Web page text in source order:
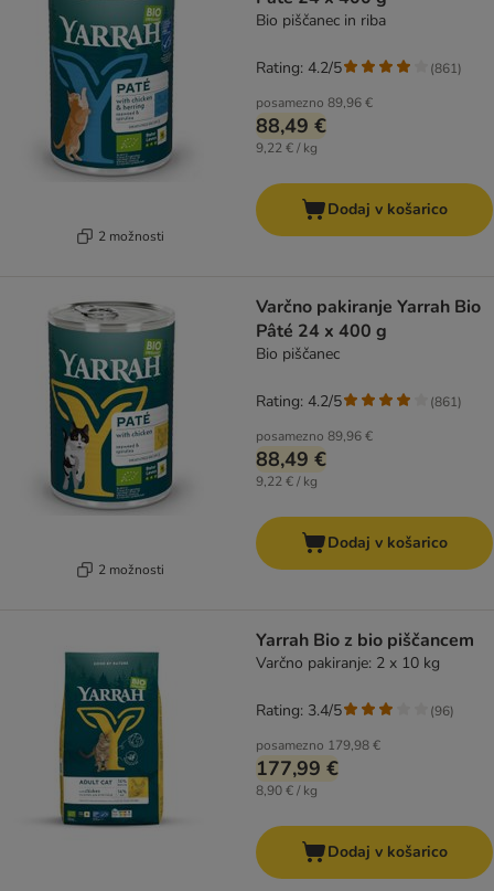
2 možnosti
Bio piščanec in riba
posamezno 89,96 €
88,49 €
9,22 € / kg
Rating: 4.2/5 (861)
Dodaj v košarico
2 možnosti
Varčno pakiranje Yarrah Bio
Pâté 24 x 400 g
Bio piščanec
posamezno 89,96 €
88,49 €
9,22 € / kg
Rating: 4.2/5 (861)
Dodaj v košarico
Yarrah Bio z bio piščancem
Varčno pakiranje: 2 x 10 kg
posamezno 179,98 €
177,99 €
8,90 € / kg
Rating: 3.4/5 (96)
Dodaj v košarico